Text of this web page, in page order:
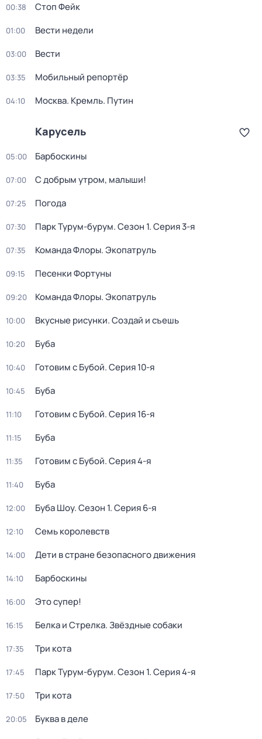
00:38 Стоп Фейк
01:00 Вести недели
03:00 Вести
03:35 Мобильный репортёр
04:10 Москва. Кремль. Путин
Карусель
05:00 Барбоскины
07:00 С добрым утром, малыши!
07:25 Погода
07:30 Парк Турум-бурум. Сезон 1. Серия 3-я
07:35 Команда Флоры. Экопатруль
09:15 Песенки Фортуны
09:20 Команда Флоры. Экопатруль
10:00 Вкусные рисунки. Создай и съешь
10:20 Буба
10:40 Готовим с Бубой. Серия 10-я
10:45 Буба
11:10 Готовим с Бубой. Серия 16-я
11:15 Буба
11:35 Готовим с Бубой. Серия 4-я
11:40 Буба
12:00 Буба Шоу. Сезон 1. Серия 6-я
12:10 Семь королевств
14:00 Дети в стране безопасного движения
14:10 Барбоскины
16:00 Это супер!
16:15 Белка и Стрелка. Звёздные собаки
17:35 Три кота
17:45 Парк Турум-бурум. Сезон 1. Серия 4-я
17:50 Три кота
20:05 Буква в деле